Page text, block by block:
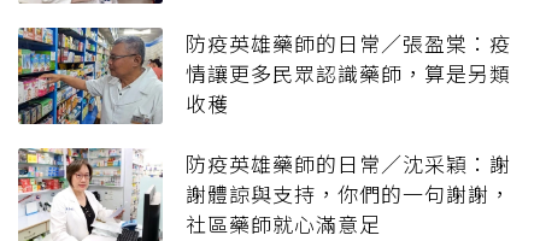
防疫英雄藥師的日常／張盈棠：疫
情讓更多民眾認識藥師，算是另類
收穫
防疫英雄藥師的日常／沈采穎：謝
謝體諒與支持，你們的一句謝謝，
社區藥師就心滿意足